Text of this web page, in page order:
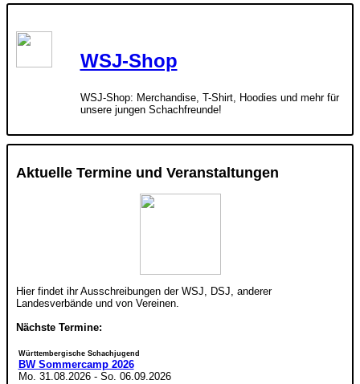
WSJ-Shop
WSJ-Shop: Merchandise, T-Shirt, Hoodies und mehr für
unsere jungen Schachfreunde!
Aktuelle Termine und Veranstaltungen
Hier findet ihr Ausschreibungen der WSJ, DSJ, anderer
Landesverbände und von Vereinen.
Nächste Termine:
Württembergische Schachjugend
BW Sommercamp 2026
Mo. 31.08.2026- So. 06.09.2026